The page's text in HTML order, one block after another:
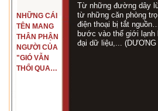
NHỮNG CÁI
TÊN MANG
THÂN PHẬN
NGƯỜI CỦA
"GIÓ VẪN
THỔI QUA
Từ những đường dây
từ những căn phòng
điện thoại bị tắt
bước vào thế giới
đại dữ liệu,... (DƯƠNG